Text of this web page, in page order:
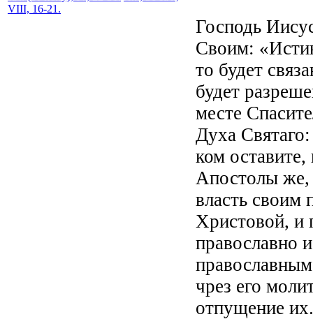
VIII, 16-21.
Господь
Своим:
то будет
будет
месте
Духа
ком
Апостолы же,
власть своим
Христовой, и
православно
чрез его
отпущение их.